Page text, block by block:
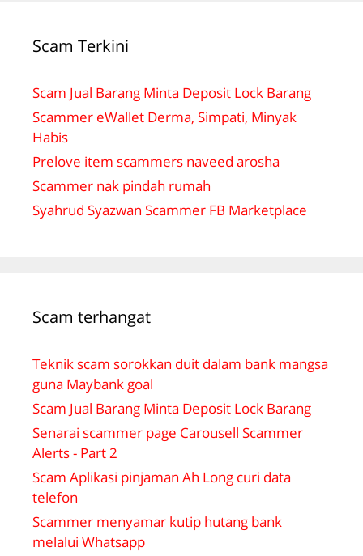
Scam Terkini
Scam Jual Barang Minta Deposit Lock Barang
Scammer eWallet Derma, Simpati, Minyak
Habis
Prelove item scammers naveed arosha
Scammer nak pindah rumah
Syahrud Syazwan Scammer FB Marketplace
Scam terhangat
Teknik scam sorokkan duit dalam bank mangsa
guna Maybank goal
Scam Jual Barang Minta Deposit Lock Barang
Senarai scammer page Carousell Scammer
Alerts - Part 2
Scam Aplikasi pinjaman Ah Long curi data
telefon
Scammer menyamar kutip hutang bank
melalui Whatsapp